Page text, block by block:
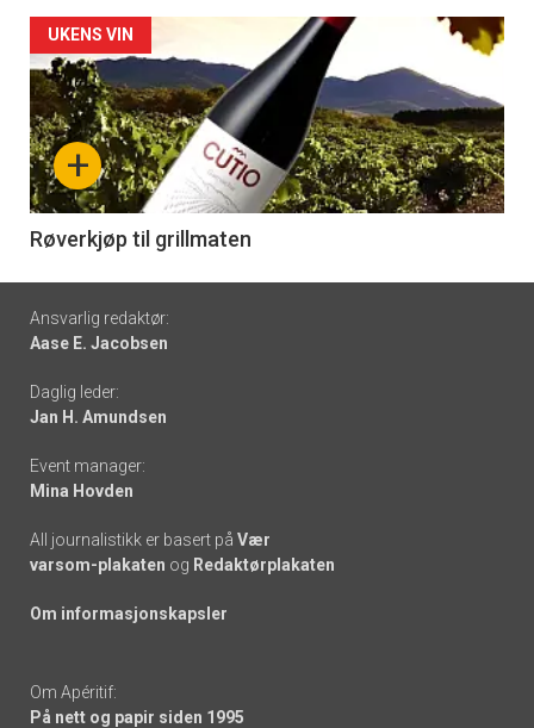
Forsiden
akkurat
nå
-
6
+
UKENS VIN
Røverkjøp til grillmaten
Footer
-
links
Ansvarlig redaktør:
Aase E. Jacobsen
Daglig leder:
Jan H. Amundsen
Event manager:
Mina Hovden
All journalistikk er basert på Vær
varsom-plakaten og Redaktørplakaten
Om informasjonskapsler
Om Apéritif:
På nett og papir siden 1995